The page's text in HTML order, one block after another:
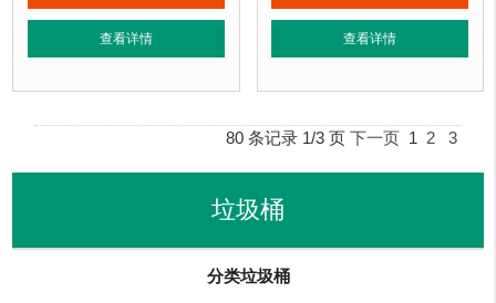
垃圾桶特点：1、全桶采用镀锌板，塑粉喷塑工艺使用寿命更长久。2、箱体
正在使用该垃圾桶的部分客户：
无锡某小区、燕郊某别墅区、北京某小区....
查看详情
垃圾桶材质：镀锌钢板
垃圾桶周期：现货产品 厂家直销 即
垃圾桶特点：1、全桶采用镀锌板，
查看详情
80 条记录 1/3 页 下一页 1 2 3
垃圾桶
分类垃圾桶